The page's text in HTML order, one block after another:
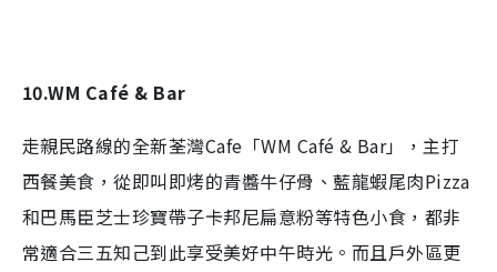
10.WM Café & Bar
走親民路線的全新荃灣Cafe「WM Café & Bar」，主打
西餐美食，從即叫即烤的青醬牛仔骨、藍龍蝦尾肉Pizza
和巴馬臣芝士珍寶帶子卡邦尼扁意粉等特色小食，都非
常適合三五知己到此享受美好中午時光。而且戶外區更